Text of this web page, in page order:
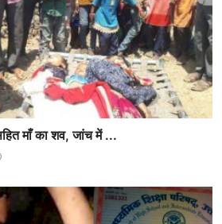
माँ का शव, जांच में ...